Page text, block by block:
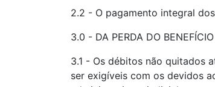
2.2 - O pagamento integral
3.0 - DA PERDA DO BENEFÍCIO
3.1 - Os débitos não quitados
ser exigíveis com os devidos